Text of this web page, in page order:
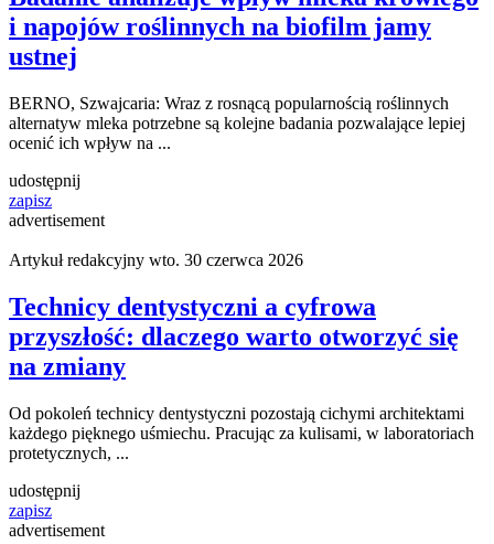
Badanie analizuje wpływ mleka krowiego
i napojów roślinnych na biofilm jamy
ustnej
BERNO, Szwajcaria: Wraz z rosnącą popularnością roślinnych
alternatyw mleka potrzebne są kolejne badania pozwalające lepiej
udostępnij
zapisz
Technicy dentystyczni a cyfrowa
przyszłość: dlaczego warto otworzyć się
na zmiany
Od pokoleń technicy dentystyczni pozostają cichymi architektami
każdego pięknego uśmiechu. Pracując za kulisami, w laboratoriach
udostępnij
zapisz